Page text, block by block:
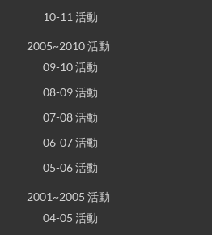
10-11 活動
2005~2010 活動
09-10 活動
08-09 活動
07-08 活動
06-07 活動
05-06 活動
2001~2005 活動
04-05 活動